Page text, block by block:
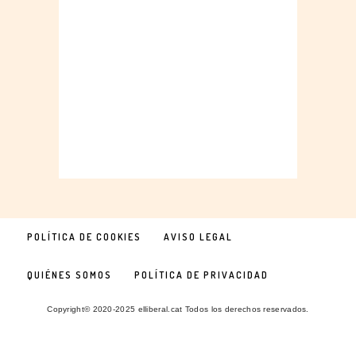
POLÍTICA DE COOKIES AVISO LEGAL
QUIÉNES SOMOS POLÍTICA DE PRIVACIDAD
Copyright© 2020-2025 elliberal.cat Todos los derechos reservados.